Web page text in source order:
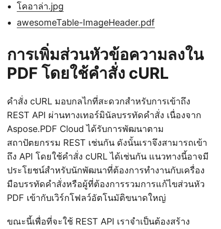
โคอาล่า.jpg
awesomeTable-ImageHeader.pdf
การเพิ่มส่วนหัวข้อความลงใน
PDF โดยใช้คำสั่ง cURL
คำสั่ง cURL มอบกลไกที่สะดวกสำหรับการเข้าถึง
REST API ผ่านทางเทอร์มินัลบรรทัดคำสั่ง เนื่องจาก
Aspose.PDF Cloud ได้รับการพัฒนาตาม
สถาปัตยกรรม REST เช่นกัน ดังนั้นเราจึงสามารถเข้า
ถึง API โดยใช้คำสั่ง cURL ได้เช่นกัน แนวทางนี้อาจมี
ประโยชน์สำหรับนักพัฒนาที่ต้องการทำงานกับเครื่อง
มือบรรทัดคำสั่งหรือผู้ที่ต้องการรวมการแก้ไขส่วนหัว
PDF เข้ากับเวิร์กโฟลว์อัตโนมัติขนาดใหญ่
ขณะนี้เพื่อที่จะใช้ REST API เราจำเป็นต้องสร้าง